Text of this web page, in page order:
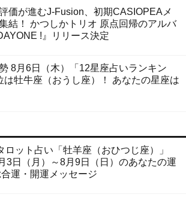
価が進むJ-Fusion、初期CASIOPEAメ
結！ かつしかトリオ 原点回帰のアルバ
!』リリース決定
8月6日（木）「12星座占いランキン
は牡牛座（おうし座）！ あなたの星座は
ロット占い「牡羊座（おひつじ座）」
3日（月）～8月9日（日）のあなたの運
運・開運メッセージ